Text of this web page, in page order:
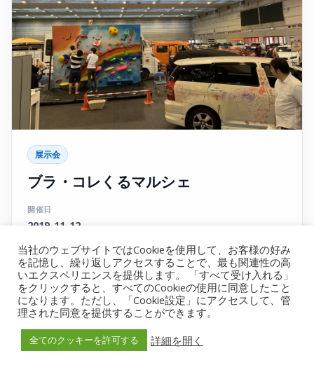
展示会
ブラ・コレくるマルシェ
開催日
2019-11-12
開催場所
ツインメッセ静岡
詳細を見る →
当社のウェブサイトではCookieを使用して、お客様の好み
を記憶し、繰り返しアクセスすることで、最も関連性の高
いエクスペリエンスを提供します。 「すべて受け入れる」
をクリックすると、すべてのCookieの使用に同意したこと
になります。ただし、「Cookie設定」にアクセスして、管
理された同意を提供することができます。
全てのクッキーを許可する 詳細を開く